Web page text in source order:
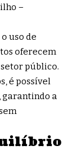
–
uso de
oferecem
público.
é possível
a